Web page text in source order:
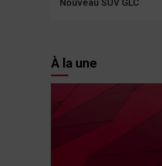
Nouveau SUV GLC
À la une